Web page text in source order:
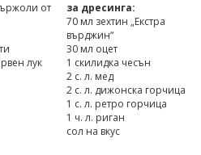
от
лук
за дресинга:
70 мл зехтин „Екстра
върджин“
30 мл оцет
1 скилидка чесън
2 с. л. мед
2 с. л. дижонска горчица
1 с. л. ретро горчица
1 ч. л. риган
сол на вкус